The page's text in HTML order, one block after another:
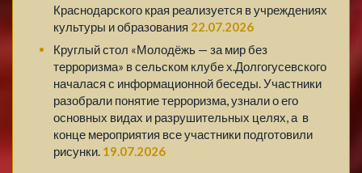
Краснодарского края реализуется в учреждениях
культуры и образования 22.07.2026
Круглый стол «Молодёжь — за мир без
терроризма» в сельском клубе х.Долгогусевского
началася с информационной беседы. Участники
разобрали понятие терроризма, узнали о его
основных видах и разрушительных целях, а в
конце мероприятия все участники подготовили
рисунки. 19.07.2026